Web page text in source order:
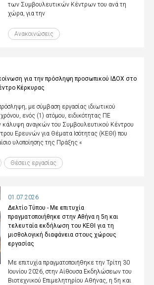
των Συμβουλευτικών Κέντρων του ανά τη
χώρα, για την
Ανακοινώσεις
για την πρόσληψη προσωπικού ΙΔΟΧ στο
Κέρκυρας
με σύμβαση εργασίας ιδιωτικού
χρόνου, ενός (1) ατόμου, ειδικότητας ΠΕ
κάλυψη αναγκών του Συμβουλευτικού Κέντρου
Ερευνών για Θέματα Ισότητας (ΚΕΘΙ) που
υλοποίησης της Πράξης «
Θέσεις εργασίας
01.07.2026
Δελτίο Τύπου - Με επιτυχία
πραγματοποιήθηκε στην Αθήνα η 5η και
τελευταία εκδήλωση του ΚΕΘΙ για τη
μισθολογική διαφάνεια στους χώρους
εργασίας
Με επιτυχία πραγματοποιήθηκε την Τρίτη 30
Ιουνίου 2026, στην Αίθουσα Εκδηλώσεων του
Βιοτεχνικού Επιμελητηρίου Αθήνας, η 5η και